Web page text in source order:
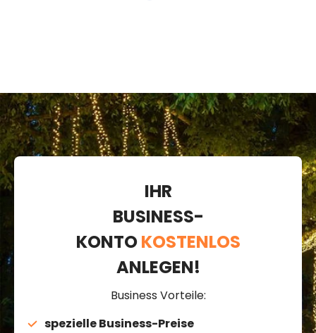
IHR
BUSINESS-
KONTOKOSTENLOS
ANLEGEN!
Business Vorteile:
spezielle Business-Preise